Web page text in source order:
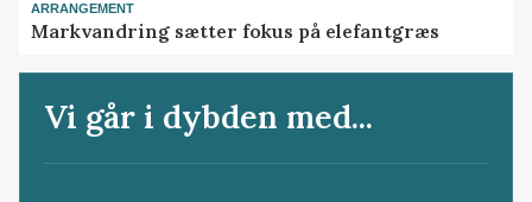
ARRANGEMENT
Markvandring sætter fokus på elefantgræs
Vi går i dybden med...